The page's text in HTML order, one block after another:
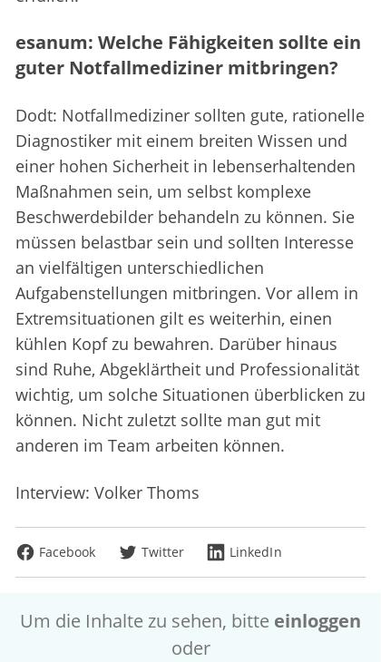
esanum: Welche Fähigkeiten sollte ein
guter Notfallmediziner mitbringen?
Dodt: Notfallmediziner sollten gute, rationelle
Diagnostiker mit einem breiten Wissen und
einer hohen Sicherheit in lebenserhaltenden
Maßnahmen sein, um selbst komplexe
Beschwerdebilder behandeln zu können. Sie
müssen belastbar sein und sollten Interesse
an vielfältigen unterschiedlichen
Aufgabenstellungen mitbringen. Vor allem in
Extremsituationen gilt es weiterhin, einen
kühlen Kopf zu bewahren. Darüber hinaus
sind Ruhe, Abgeklärtheit und Professionalität
wichtig, um solche Situationen überblicken zu
können. Nicht zuletzt sollte man gut mit
anderen im Team arbeiten können.
Interview: Volker Thoms
Facebook Twitter LinkedIn
Um die Inhalte zu sehen, bitte einloggen
oder